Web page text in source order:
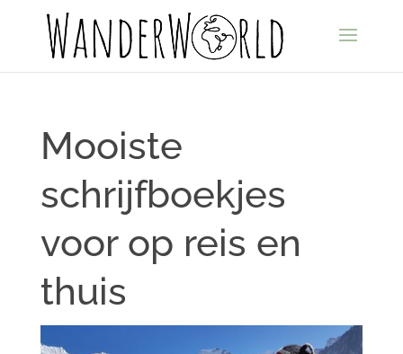
Mooiste
schrijfboekjes
voor op reis en
thuis